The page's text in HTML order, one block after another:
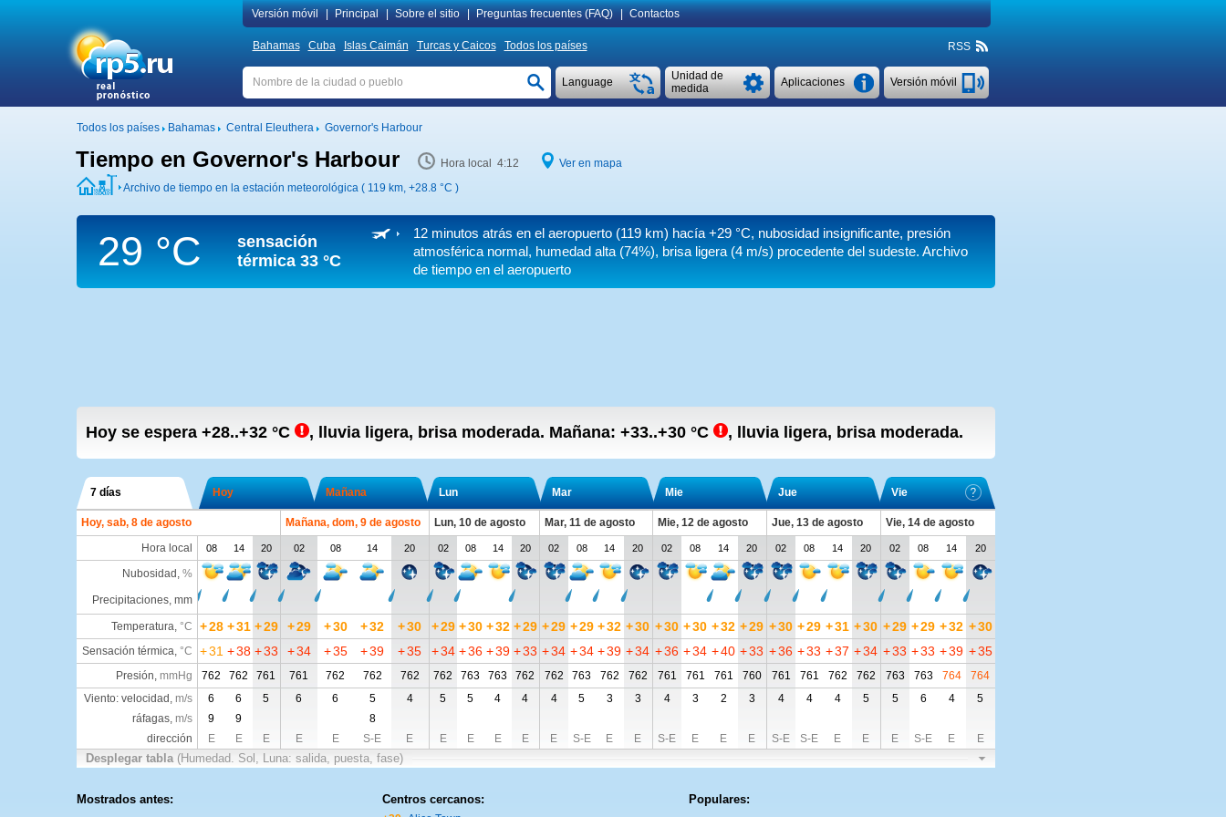
Versión móvil Principal Sobre el sitio Preguntas frecuentes (FAQ) Contactos
Bahamas Cuba Islas Caimán Turcas y Caicos Todos los países RSS
Versión móvil
Aplicaciones
Unidad de
medida
Language
Todos los países Bahamas Central Eleuthera Governor's Harbour
Tiempo en Governor's Harbour Hora local 4:12
Ver en mapa
Archivo de tiempo en la estación meteorológica ( 119 km, +28.8 °C )
29 °C
sensación
térmica 33 °C
12 minutos atrás en el aeropuerto (119 km) hacía+29 °C, nubosidad insignificante, presión
atmosférica normal, humedad alta (74%), brisa ligera (4 m/s) procedente del sudeste. Archivo
de tiempo en el aeropuerto
Hoy se espera +28..+32 °C , lluvia ligera, brisa moderada. Mañana: +33..+30 °C , lluvia ligera, brisa moderada.
7 días Hoy Mañana Lun Mar Mie Jue Vie
Hoy, sab, 8 de agosto Mañana, dom, 9 de agosto Lun, 10 de agosto Mar, 11 de agosto Mie, 12 de agosto Jue, 13 de agosto
Vie, 14 de agosto
Hora local
08 14 20 02 08 14 20 02 08 14 20 02 08 14 20 02 08 14 20 02 08 14 20 02 08 14 20
Nubosidad , %
Precipitaciones, mm
Temperatura, °C +28 +31 +29 +29 +30 +32 +30 +29 +30 +32 +29 +29 +29 +32 +30 +30 +30 +32 +29 +30 +29 +31 +30 +29 +29 +32 +30
Sensación térmica, °C +31 +38 +33 +34 +35 +39 +35 +34 +36 +39 +33 +34 +34 +39 +34 +36 +34 +40 +33 +36 +33 +37 +34 +33 +33 +39 +35
Presión, mmHg 762 762 761 761 762 762 762 762 763 763 762 762 763 762 762 761 761 761 760 761 761 762 762 763 763 764
764
Viento: velocidad, m/s 6 6 5 6 6 5 4 5 5 4 4 4 5 3 3 4 3 2 3 4 4 4 5 5 6 4
5
ráfagas, m/s 9 9
8
dirección
E E E E E S-E E E E E E E S-E E E S-E E E E S-E S-E E E E S-E E E
Desplegar tabla (Humedad. Sol, Luna: salida, puesta, fase)
Mostrados antes: Centros cercanos: Populares: